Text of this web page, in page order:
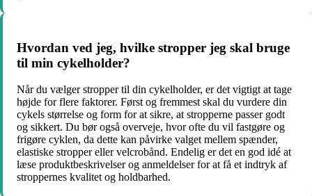
Hvordan ved jeg, hvilke stropper jeg skal bruge
til min cykelholder?
Når du vælger stropper til din cykelholder, er det vigtigt at tage
højde for flere faktorer. Først og fremmest skal du vurdere din
cykels størrelse og form for at sikre, at stropperne passer godt
og sikkert. Du bør også overveje, hvor ofte du vil fastgøre og
frigøre cyklen, da dette kan påvirke valget mellem spænder,
elastiske stropper eller velcrobånd. Endelig er det en god idé at
læse produktbeskrivelser og anmeldelser for at få et indtryk af
stroppernes kvalitet og holdbarhed.